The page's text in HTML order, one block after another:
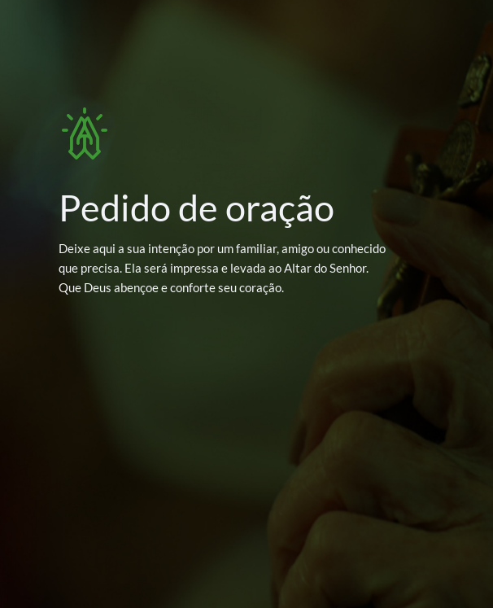
Pedido de oração
Deixe aqui a sua intenção por um familiar, amigo ou conhecido
que precisa. Ela será impressa e levada ao Altar do Senhor.
Que Deus abençoe e conforte seu coração.